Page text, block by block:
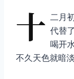
十 二月
代替
喝开
不久天色就暗